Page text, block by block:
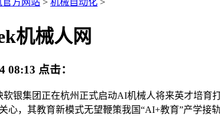
方网站 > 机械自动化 >
机械人网
08:13 点击：
集团正在杭州正式启动AI机械人将来英才培育打
心，其教育新模式无望鞭策我国“AI+教育”产学接轨